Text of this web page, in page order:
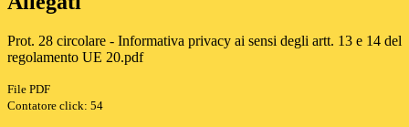
Prot. 28 circolare - Informativa privacy ai sensi degli artt. 13 e 14 del
regolamento UE 20.pdf
File PDF
Contatore click: 54